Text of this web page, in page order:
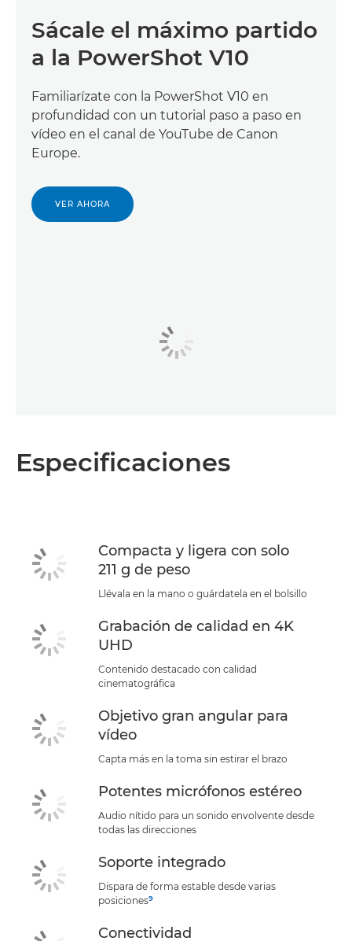
Sácale el máximo partido
a la PowerShot V10
Familiarízate con la PowerShot V10 en
profundidad con un tutorial paso a paso en
vídeo en el canal de YouTube de Canon
Europe.
VER AHORA
Especificaciones
Compacta y ligera con solo
211 g de peso
Llévala en la mano o guárdatela en el bolsillo
Grabación de calidad en 4K
UHD
Contenido destacado con calidad
cinematográfica
Objetivo gran angular para
vídeo
Capta más en la toma sin estirar el brazo
Potentes micrófonos estéreo
Audio nítido para un sonido envolvente desde
todas las direcciones
Soporte integrado
Dispara de forma estable desde varias
posiciones9
Conectividad